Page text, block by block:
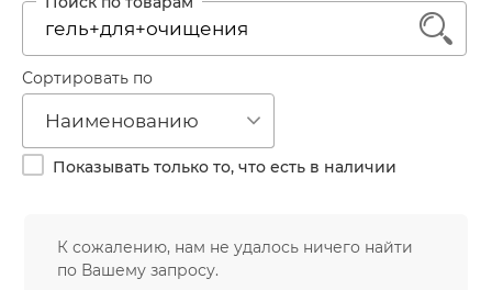
Пилинг
Пудра
Шампунь
Увлажнение
нейтрализуют свободные радикалы и защищают кожу
от внешних воздействий. В линию
AGE CONTROL
входят также ампульные концентраты под общим
названиемAGE CONTROL COMPLEXION-PERFECTION
разработанные с учетом новейших достижений в
области косметической химии и космецевтики.
Состав ампул разработан и сбалансирован таким
образом, чтобы удовлетворить потребности кожи
Нормализует гормональный баланс кожи.
Стимулирует синтез коллагена и межклеточного
1
Сортировать по
Наименованию
Показывать только то, что есть в наличии
К сожалению, нам не удалось ничего найти
по Вашему запросу.